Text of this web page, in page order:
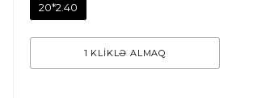
20*2.40
1 KLİKLƏ ALMAQ